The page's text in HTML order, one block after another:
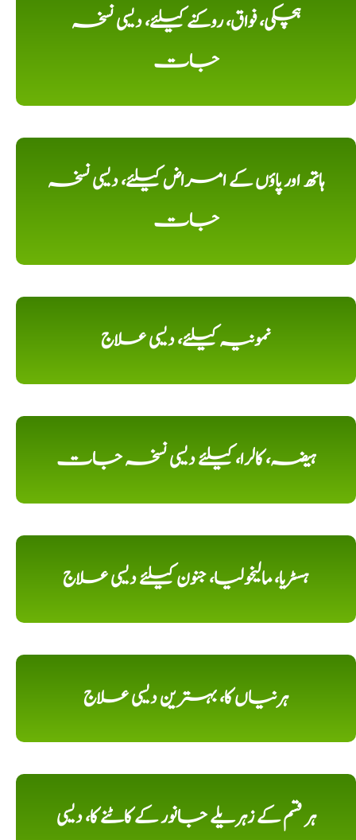
ہچکی، فواق، روکنے کیلئے، دیسی نسخہ
جات
ہاتھ اور پاؤں کے امراض کیلئے، دیسی نسخہ
جات
نمونیہ کیلئے، دیسی علاج
ہیضہ، کالرا، کیلئے دیسی نسخہ جات
ہسٹریا، مالیخولیا، جنون کیلئے دیسی علاج
ہرنیاں کا، بہترین دیسی علاج
ہر قسم کے زہریلے جانور کے کاٹنے کا، دیسی